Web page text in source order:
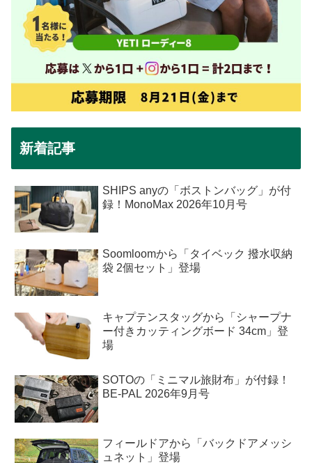
新着記事
SHIPS anyの「ボストンバッグ」が付
録！MonoMax 2026年10月号
Soomloomから「タイベック 撥水収納
袋 2個セット」登場
キャプテンスタッグから「シャープナ
ー付きカッティングボード 34cm」登
場
SOTOの「ミニマル旅財布」が付録！
BE-PAL 2026年9月号
フィールドアから「バックドアメッシ
ュネット」登場